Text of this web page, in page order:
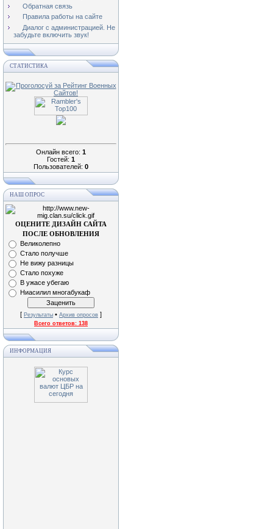
Обратная связь
Правила работы на сайте
Диалог с администрацией. Не
забудьте включить звук!
СТАТИСТИКА
Онлайн всего: 1
Гостей: 1
Пользователей: 0
НАШ ОПРОС
ОЦЕНИТЕ ДИЗАЙН САЙТА
ПОСЛЕ ОБНОВЛЕНИЯ
Великолепно
Стало получше
Не вижу разницы
Стало похуже
В ужасе убегаю
Ниасилил многабукаф
[ Результаты • Архив опросов ]
Всего ответов: 138
ИНФОРМАЦИЯ